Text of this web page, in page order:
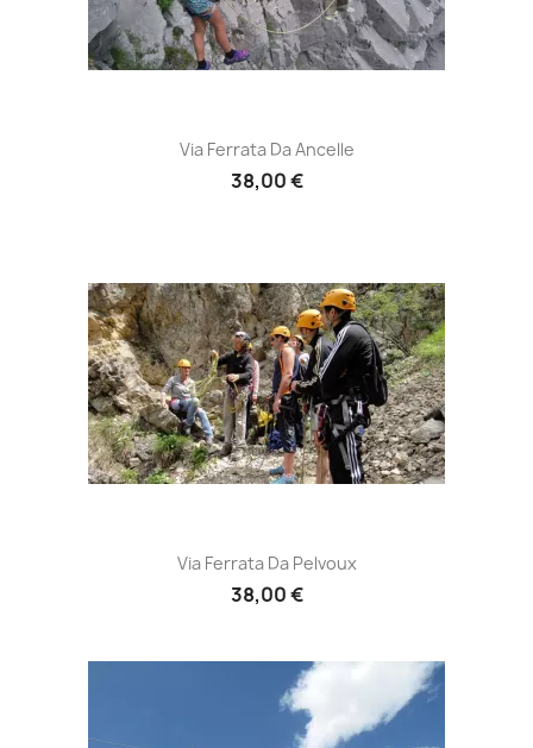
Via Ferrata Da Ancelle
38,00 €
Via Ferrata Da Pelvoux
38,00 €